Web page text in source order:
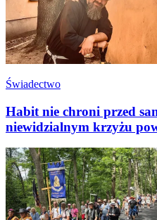
Świadectwo
Habit nie chroni przed
niewidzialnym krzyżu